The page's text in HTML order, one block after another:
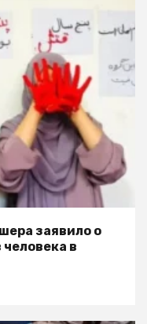
заявило о
в